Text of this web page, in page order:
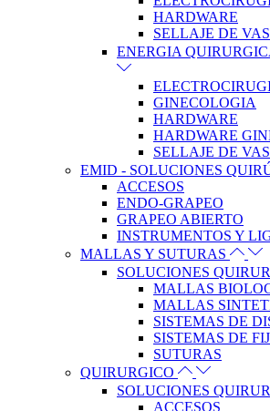
HARDWARE
SELLAJE DE
ENERGIA
GINECOLOGIA
HARDWARE
HARDWARE
SELLAJE DE
EMID - SOLUCIONES
ACCESOS
ENDO-GRAPEO
GRAPEO ABIERTO
INSTRUMENTOS Y
MALLAS Y SUTURAS
SOLUCIONES
MALLAS
MALLAS
SISTEMAS DE
SISTEMAS DE
SUTURAS
QUIRURGICO
SOLUCIONES
ACCESOS